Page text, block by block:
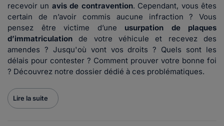
recevoir un avis de contravention. Cependant, vous êtes
certain de n’avoir commis aucune infraction ? Vous
pensez être victime d’une usurpation de plaques
d’immatriculation de votre véhicule et recevez des
amendes ? Jusqu'où vont vos droits ? Quels sont les
délais pour contester ? Comment prouver votre bonne foi
? Découvrez notre dossier dédié à ces problématiques.
Lire la suite